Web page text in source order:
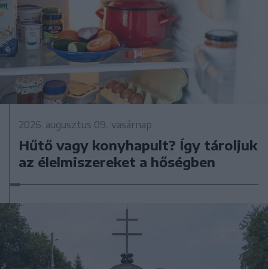
2026. augusztus 09., vasárnap
Hűtő vagy konyhapult? Így tároljuk
az élelmiszereket a hőségben